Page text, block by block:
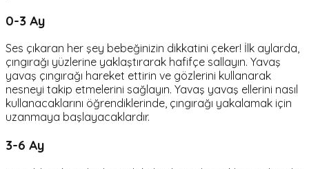
0-3 Ay
Ses çıkaran her şey bebeğinizin dikkatini çeker! İlk aylarda,
çıngırağı yüzlerine yaklaştırarak hafifçe sallayın. Yavaş
yavaş çıngırağı hareket ettirin ve gözlerini kullanarak
nesneyi takip etmelerini sağlayın. Yavaş yavaş ellerini nasıl
kullanacaklarını öğrendiklerinde, çıngırağı yakalamak için
uzanmaya başlayacaklardır.
3-6 Ay